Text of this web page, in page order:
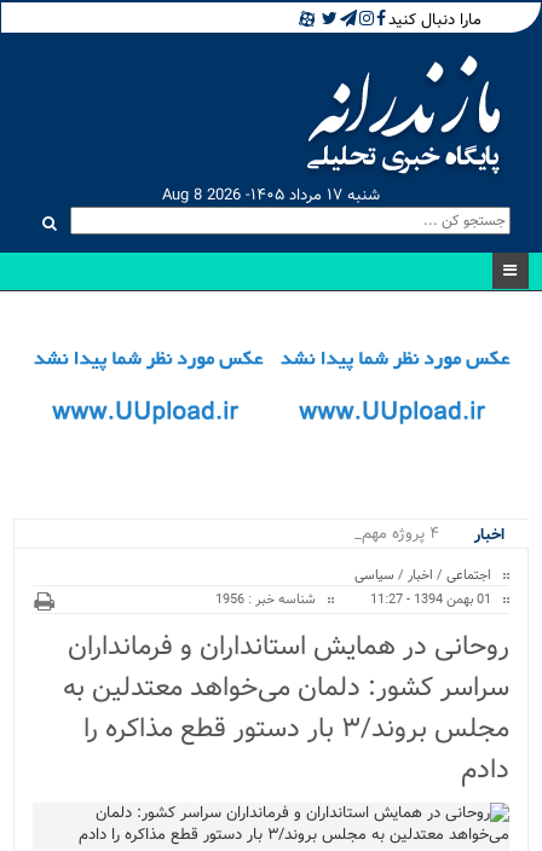
مارا دنبال کنید
شنبه ۱۷ مرداد ۱۴۰۵- Aug 8 2026
اخبار
۴ پروژه مهم و حیاتی نو.
اجتماعی / اخبار / سیاسی
شناسه خبر : 1956
روحانی در همایش استانداران و فرمانداران
سراسر کشور: دلمان می‌خواهد معتدلین به
مجلس بروند/۳ بار دستور قطع مذاکره را
دادم